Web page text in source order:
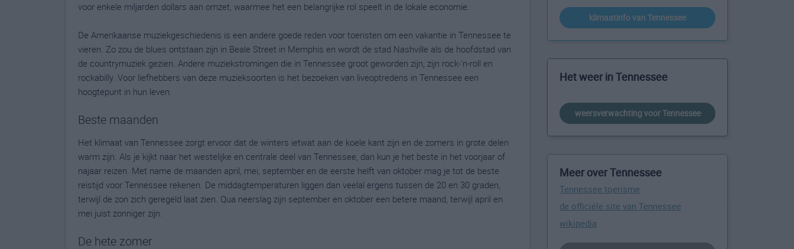
voor enkele miljarden dollars aan omzet, waarmee het een belangrijke rol speelt in de lokale economie.
De Amerikaanse muziekgeschiedenis is een andere goede reden voor toeristen om een vakantie in Tennessee te
vieren. Zo zou de blues ontstaan zijn in Beale Street in Memphis en wordt de stad Nashville als de hoofdstad van
de countrymuziek gezien. Andere muziekstromingen die in Tennessee groot geworden zijn, zijn rock-'n-roll en
rockabilly. Voor liefhebbers van deze muzieksoorten is het bezoeken van liveoptredens in Tennessee een
hoogtepunt in hun leven.
Beste maanden
Het klimaat van Tennessee zorgt ervoor dat de winters ietwat aan de koele kant zijn en de zomers in grote delen
warm zijn. Als je kijkt naar het westelijke en centrale deel van Tennessee, dan kun je het beste in het voorjaar of
najaar reizen. Met name de maanden april, mei, september en de eerste helft van oktober mag je tot de beste
reistijd voor Tennessee rekenen. De middagtemperaturen liggen dan veelal ergens tussen de 20 en 30 graden,
terwijl de zon zich geregeld laat zien. Qua neerslag zijn september en oktober een betere maand, terwijl april en
mei juist zonniger zijn.
De hete zomer
klimaatinfo van Tennessee
Het weer in Tennessee
weersverwachting voor Tennessee
Meer over Tennessee
Tennessee toerisme
de officiële site van Tennessee
wikipedia